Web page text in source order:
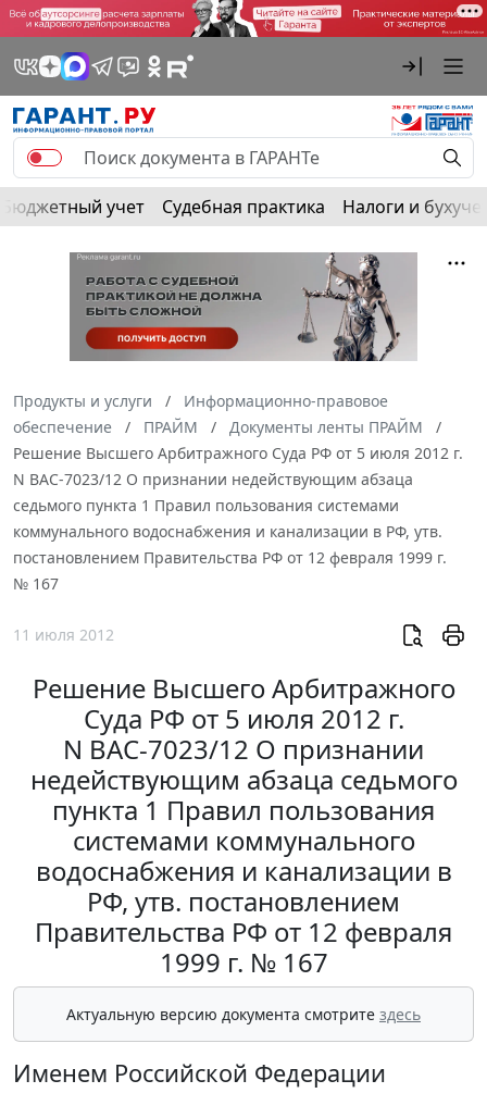
Бюджетный учет Судебная практика Налоги и
Продукты и услуги
Информационно-правовое
обеспечение
ПРАЙМ
Документы ленты ПРАЙМ
Решение Высшего Арбитражного Суда РФ от 5 июля 2012 г.
N ВАС-7023/12 О признании недействующим абзаца
седьмого пункта 1 Правил пользования системами
коммунального водоснабжения и канализации в РФ, утв.
постановлением Правительства РФ от 12 февраля 1999 г.
№ 167
11 июля 2012
Решение Высшего Арбитражного
Суда РФ от 5 июля 2012 г.
N ВАС-7023/12 О признании
недействующим абзаца седьмого
пункта 1 Правил пользования
системами коммунального
водоснабжения и канализации в
РФ, утв. постановлением
Правительства РФ от 12 февраля
1999 г. № 167
Актуальную версию документа смотрите здесь
Именем Российской Федерации